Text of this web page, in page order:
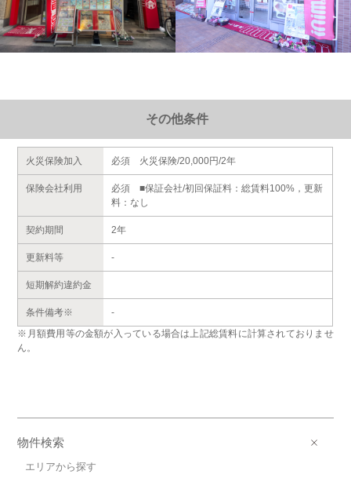
その他条件
火災保険加入 必須 火災保険/20,000円/2年
保険会社利用
必須 ■保証会社/初回保証料：総賃料100%，更新
料：なし
契約期間 2年
更新料等 -
短期解約違約金
条件備考※
-
※月額費用等の金額が入っている場合は上記総賃料に計算されておりませ
ん。
物件検索
エリアから探す